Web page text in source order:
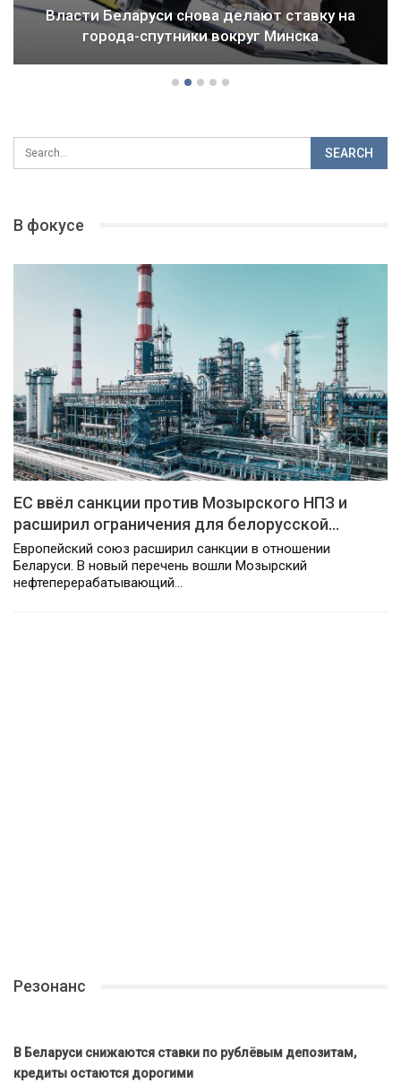
на
Драма Детройта: как ломается
городов и стран
В фокусе
ЕС ввёл санкции против Мозырского НПЗ и
расширил ограничения для белорусской…
Европейский союз расширил санкции в отношении
Беларуси. В новый перечень вошли Мозырский
нефтеперерабатывающий…
Резонанс
В Беларуси снижаются ставки по рублёвым депозитам,
кредиты остаются дорогими